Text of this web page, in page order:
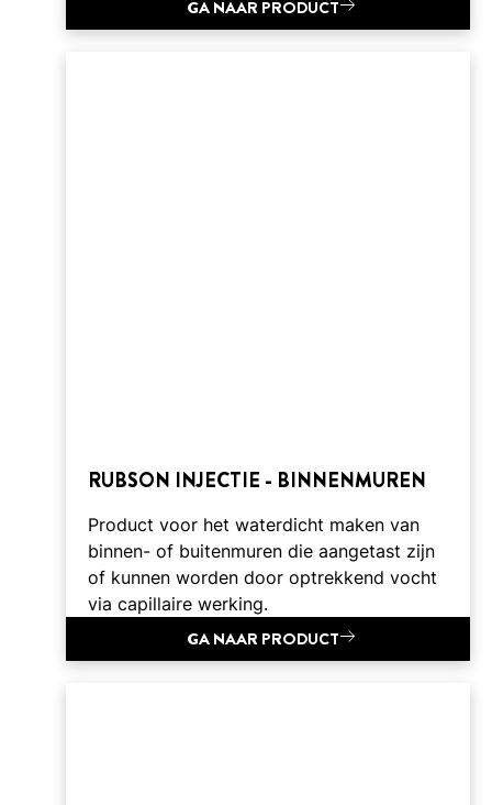
GA NAAR PRODUCT
RUBSON INJECTIE - BINNENMUREN
Product voor het waterdicht maken van
binnen- of buitenmuren die aangetast zijn
of kunnen worden door optrekkend vocht
via capillaire werking.
GA NAAR PRODUCT